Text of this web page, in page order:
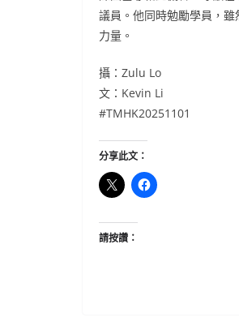
議員。他同時勉勵學員，
力量。
攝：Zulu Lo
文：Kevin Li
#TMHK20251101
分享此文：
請按讚：